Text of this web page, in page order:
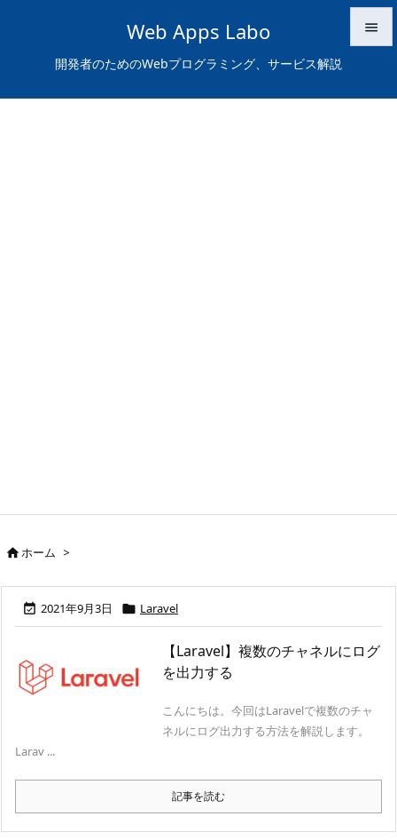
Web Apps Labo
開発者のためのWebプログラミング、サービス解説

ホーム >
 2021年9月3日  Laravel
【Laravel】複数のチャネルにログ
を出力する
こんにちは。今回はLaravelで複数のチャ
ネルにログ出力する方法を解説します。
Larav ...
記事を読む